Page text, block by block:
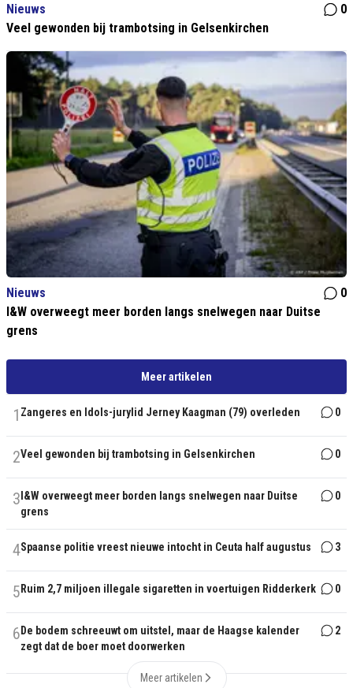
Nieuws
0
Veel gewonden bij trambotsing in Gelsenkirchen
Nieuws
0
I&W overweegt meer borden langs snelwegen naar Duitse
grens
Meer artikelen
1 Zangeres en Idols-jurylid Jerney Kaagman (79) overleden 0
2Veel gewonden bij trambotsing in Gelsenkirchen 0
3 I&W overweegt meer borden langs snelwegen naar Duitse
grens
0
4Spaanse politie vreest nieuwe intocht in Ceuta half augustus 3
5 Ruim 2,7 miljoen illegale sigaretten in voertuigen Ridderkerk 0
6 De bodem schreeuwt om uitstel, maar de Haagse kalender
zegt dat de boer moet doorwerken
2
Meer artikelen